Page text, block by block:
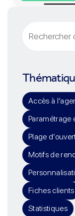
Accès à
Paramétrage
Plage
Motifs de
Fiches clients
Statistiques